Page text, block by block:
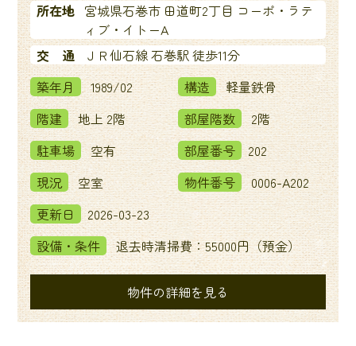
所在地 宮城県石巻市 田道町2丁目 コーポ・ラテ
ィブ・イトーA
交 通
ＪＲ仙石線 石巻駅 徒歩11分
築年月
1989/02 構造
軽量鉄骨
階建
地上 2階 部屋階数
2階
駐車場
空有 部屋番号
202
現況
空室 物件番号
0006-A202
更新日
2026-03-23
設備・条件
退去時清掃費：55000円（預金）
物件の詳細を見る